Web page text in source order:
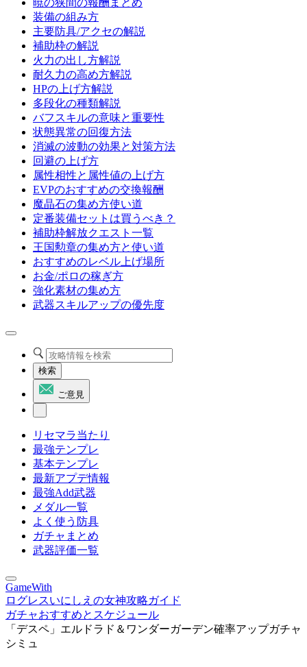
暁の狭間の報酬まとめ
装備の組み方
主要防具/アクセの解説
補助枠の解説
火力の出し方解説
耐久力の高め方解説
HPの上げ方解説
多段化の種類解説
バフスキルの意味と重要性
状態異常の回復方法
消滅の波動の効果と対策方法
回避の上げ方
属性相性と属性値の上げ方
EVPのおすすめの交換報酬
魔晶石の集め方使い道
定番装備セットは買うべき？
補助枠解放クエスト一覧
王国勲章の集め方と使い道
おすすめのレベル上げ場所
お金/ポロの稼ぎ方
強化素材の集め方
武器スキルアップの優先度
検索
ご意見
リセマラ当たり
最強テンプレ
基本テンプレ
最新アプデ情報
最強Add武器
メダル一覧
よく使う防具
ガチャまとめ
武器評価一覧
GameWith
ログレスいにしえの女神攻略ガイド
ガチャおすすめとスケジュール
「デスペ」エルドラド＆ワンダーガーデン確率アップガチャ
シミュ